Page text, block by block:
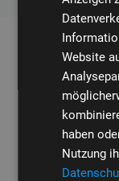
Die neue Software
Website
haben
Nutzung